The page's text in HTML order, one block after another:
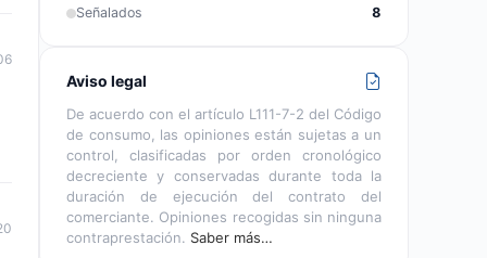
Señalados
8
Aviso legal
De acuerdo con el artículo L111-7-2 del Código
de consumo, las opiniones están sujetas a un
control, clasificadas por orden cronológico
decreciente y conservadas durante toda la
duración de ejecución del contrato del
comerciante. Opiniones recogidas sin ninguna
contraprestación. Saber más…